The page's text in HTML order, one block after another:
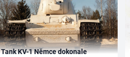
Tank KV-1 Němce dokonale